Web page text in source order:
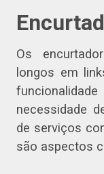
Os
longos em
necessidade
de serviços
são aspectos